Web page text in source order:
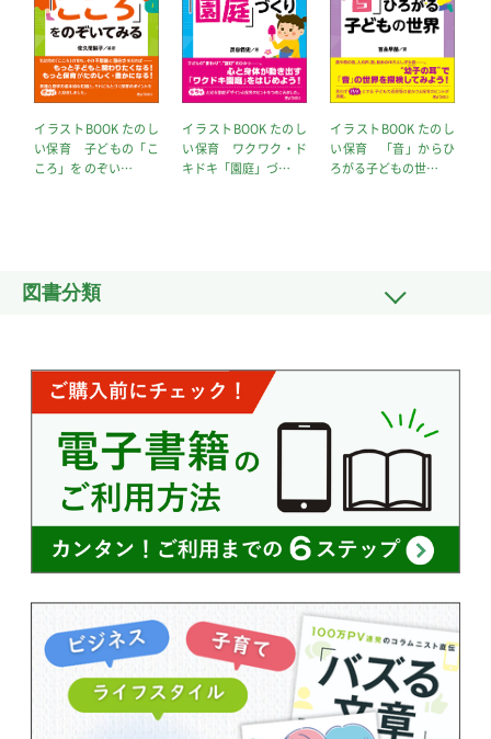
イラストBOOK たのし
い保育 子どもの「こ
ころ」を のぞい…
イラストBOOK たのし
い保育 ワクワク・ド
キドキ「園庭」づ…
イラストBOOK たのし
い保育 「音」からひ
ろがる子どもの世…
図書分類